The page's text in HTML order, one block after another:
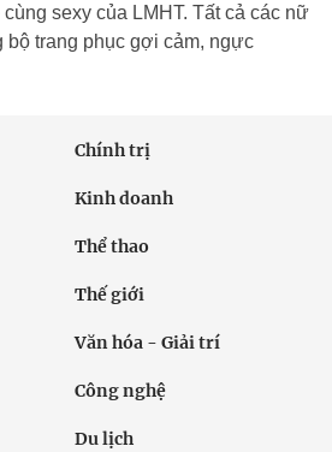
sexy của LMHT. Tất cả các nữ
trang phục gợi cảm, ngực
Chính trị
Kinh doanh
Thể thao
Thế giới
Văn hóa - Giải trí
Công nghệ
Du lịch